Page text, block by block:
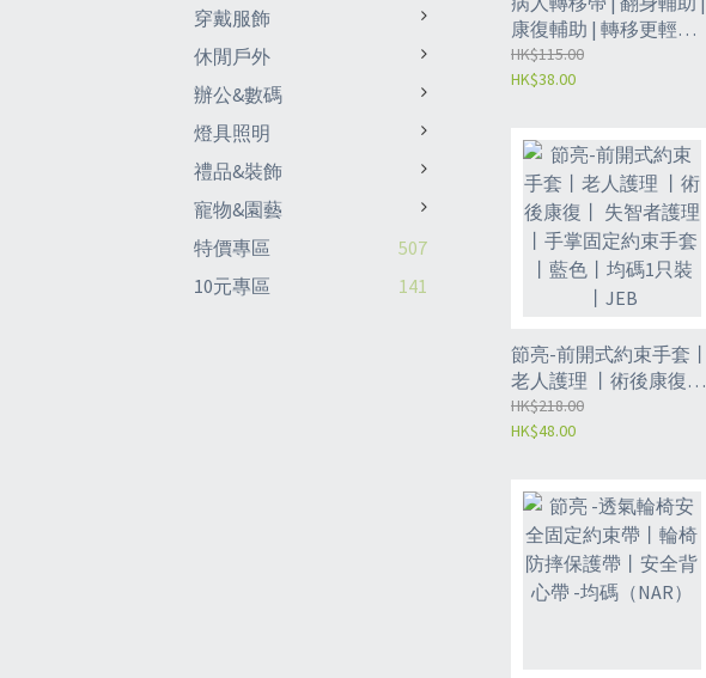
穿戴服飾
休閒戶外
辦公&數碼
燈具照明
禮品&裝飾
寵物&園藝
特價專區
507
10元專區
141
康復輔助 | 轉移更輕鬆 |
患者護理安全移動輔助
設備-紫色（NEU）
HK$115.00
HK$38.00
節亮-前開式約束手套丨
老人護理 丨術後康復丨
失智者護理丨手掌固定
約束手套丨藍色丨均碼1
HK$218.00
HK$48.00